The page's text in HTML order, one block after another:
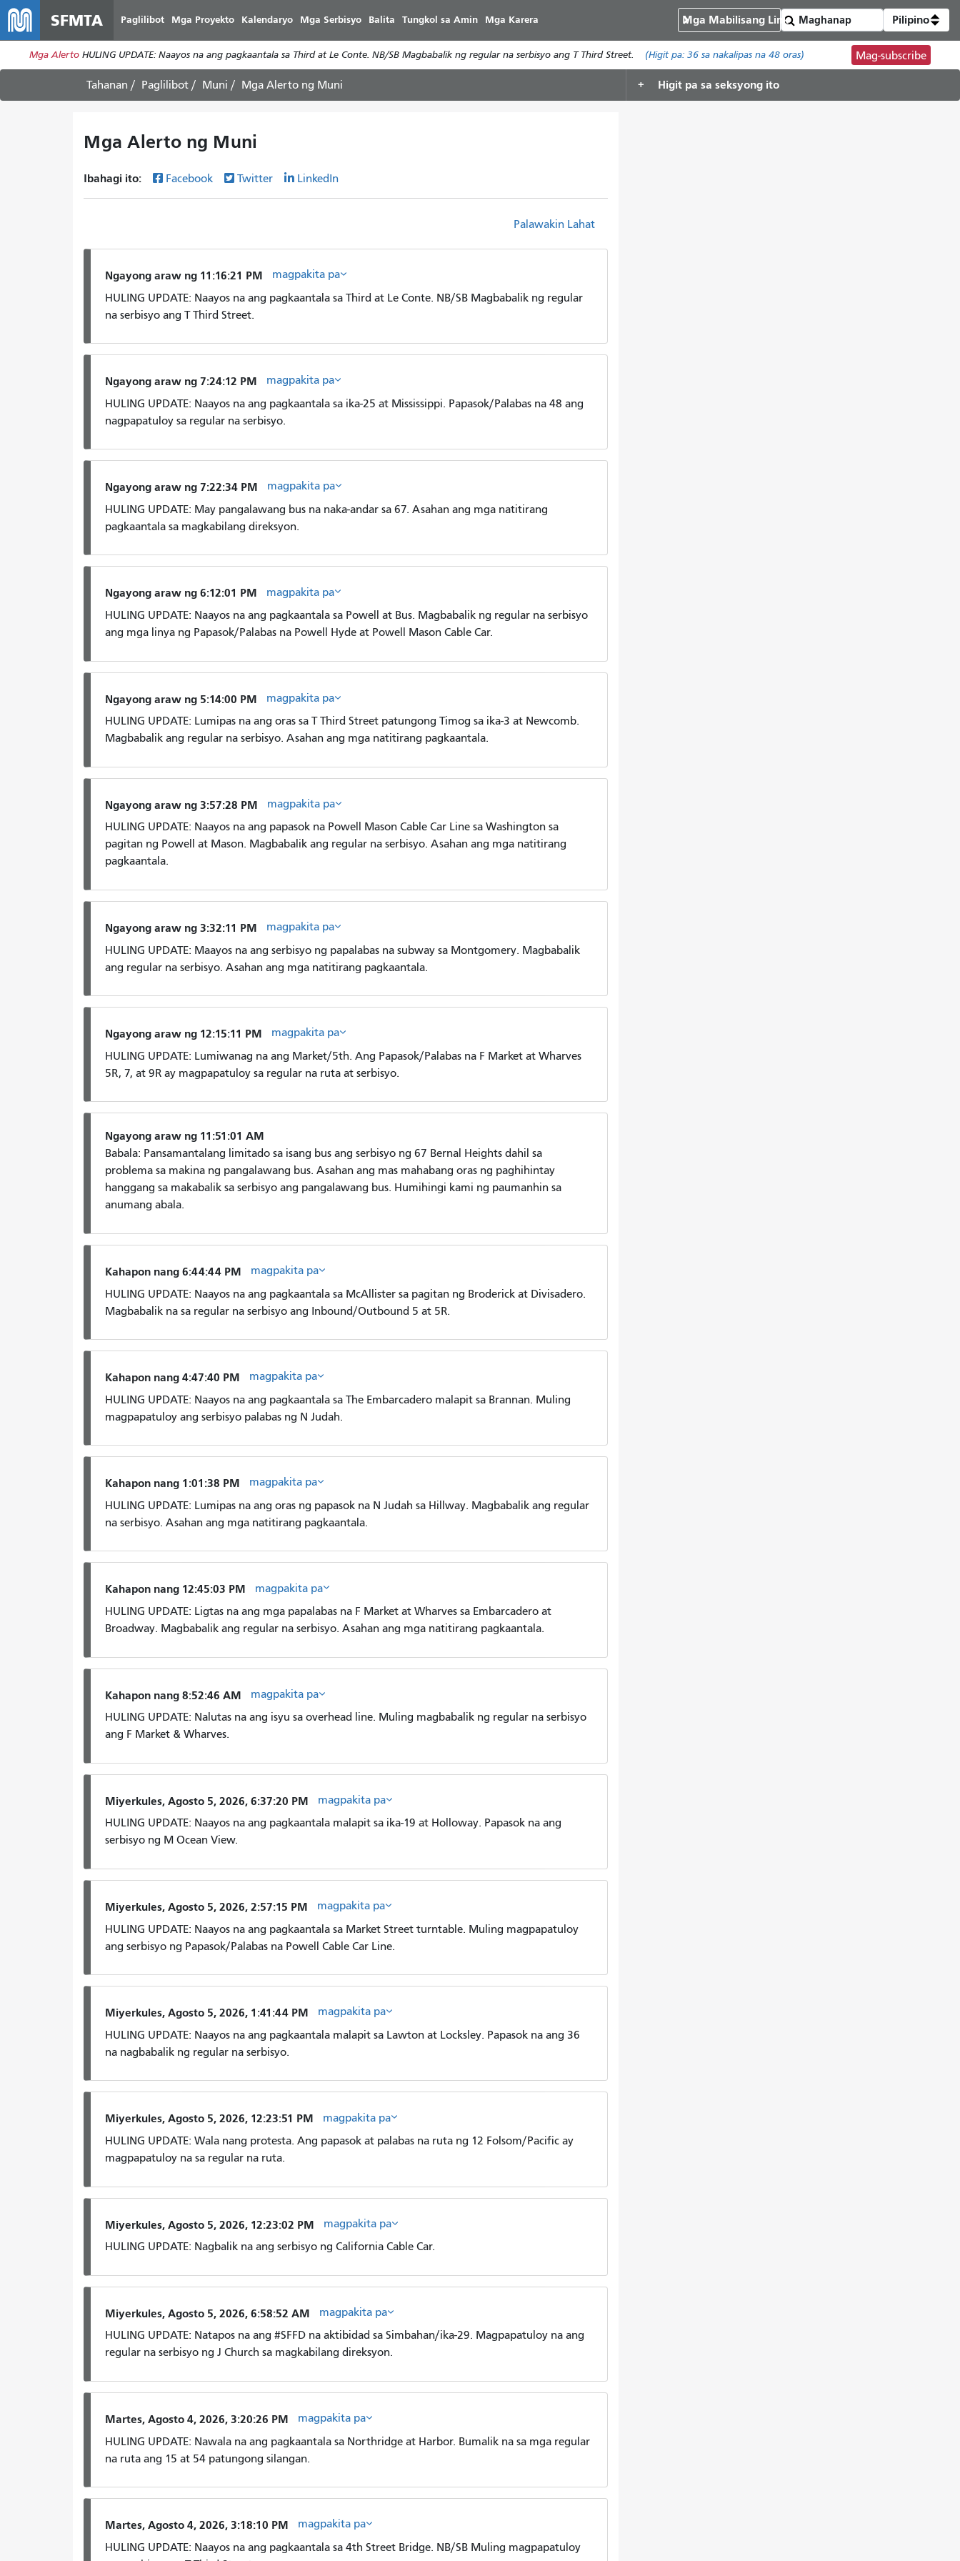
ang
pangunahing
nilalaman
SFMTA Paglilibot Mga Proyekto Kalendaryo Mga Serbisyo Balita Tungkol sa Amin Mga Karera Mga Mabilisang Link Pilipino
Mga Alerto HULING UPDATE: Naayos na ang pagkaantala sa Third at Le Conte. NB/SB Magbabalik ng regular na serbisyo ang T Third Street. (Higit pa: 36sa nakalipas na 48 oras) Mag-subscribe
Tahanan Paglilibot Muni Mga Alerto ng Muni Higit pa sa seksyong ito
Mga Alerto ng Muni
Ibahagi ito: Facebook Twitter LinkedIn
Palawakin Lahat
Ngayong araw ng 11:16:21 PM
magpakita pa
HULING UPDATE: Naayos na ang pagkaantala sa Third at Le Conte. NB/SB Magbabalik ng regular
na serbisyo ang T Third Street.
Ngayong araw ng 7:24:12 PM
magpakita pa
HULING UPDATE: Naayos na ang pagkaantala sa ika-25 at Mississippi. Papasok/Palabas na 48 ang
nagpapatuloy sa regular na serbisyo.
Ngayong araw ng 7:22:34 PM
magpakita pa
HULING UPDATE: May pangalawang bus na naka-andar sa 67. Asahan ang mga natitirang
pagkaantala sa magkabilang direksyon.
Ngayong araw ng 6:12:01 PM
magpakita pa
HULING UPDATE: Naayos na ang pagkaantala sa Powell at Bus. Magbabalik ng regular na serbisyo
ang mga linya ng Papasok/Palabas na Powell Hyde at Powell Mason Cable Car.
Ngayong araw ng 5:14:00 PM
magpakita pa
HULING UPDATE: Lumipas na ang oras sa T Third Street patungong Timog sa ika-3 at Newcomb.
Magbabalik ang regular na serbisyo. Asahan ang mga natitirang pagkaantala.
Ngayong araw ng 3:57:28 PM
magpakita pa
HULING UPDATE: Naayos na ang papasok na Powell Mason Cable Car Line sa Washington sa
pagitan ng Powell at Mason. Magbabalik ang regular na serbisyo. Asahan ang mga natitirang
pagkaantala.
Ngayong araw ng 3:32:11 PM
magpakita pa
HULING UPDATE: Maayos na ang serbisyo ng papalabas na subway sa Montgomery. Magbabalik
ang regular na serbisyo. Asahan ang mga natitirang pagkaantala.
Ngayong araw ng 12:15:11 PM
magpakita pa
HULING UPDATE: Lumiwanag na ang Market/5th. Ang Papasok/Palabas na F Market at Wharves
5R, 7, at 9R ay magpapatuloy sa regular na ruta at serbisyo.
Ngayong araw ng 11:51:01 AM
Babala: Pansamantalang limitado sa isang bus ang serbisyo ng 67 Bernal Heights dahil sa
problema sa makina ng pangalawang bus. Asahan ang mas mahabang oras ng paghihintay
hanggang sa makabalik sa serbisyo ang pangalawang bus. Humihingi kami ng paumanhin sa
anumang abala.
Kahapon nang 6:44:44 PM
magpakita pa
HULING UPDATE: Naayos na ang pagkaantala sa McAllister sa pagitan ng Broderick at Divisadero.
Magbabalik na sa regular na serbisyo ang Inbound/Outbound 5 at 5R.
Kahapon nang 4:47:40 PM
magpakita pa
HULING UPDATE: Naayos na ang pagkaantala sa The Embarcadero malapit sa Brannan. Muling
magpapatuloy ang serbisyo palabas ng N Judah.
Kahapon nang 1:01:38 PM
magpakita pa
HULING UPDATE: Lumipas na ang oras ng papasok na N Judah sa Hillway. Magbabalik ang regular
na serbisyo. Asahan ang mga natitirang pagkaantala.
Kahapon nang 12:45:03 PM
magpakita pa
HULING UPDATE: Ligtas na ang mga papalabas na F Market at Wharves sa Embarcadero at
Broadway. Magbabalik ang regular na serbisyo. Asahan ang mga natitirang pagkaantala.
Kahapon nang 8:52:46 AM
magpakita pa
HULING UPDATE: Nalutas na ang isyu sa overhead line. Muling magbabalik ng regular na serbisyo
ang F Market & Wharves.
Miyerkules, Agosto 5, 2026, 6:37:20 PM
magpakita pa
HULING UPDATE: Naayos na ang pagkaantala malapit sa ika-19 at Holloway. Papasok na ang
serbisyo ng M Ocean View.
Miyerkules, Agosto 5, 2026, 2:57:15 PM
magpakita pa
HULING UPDATE: Naayos na ang pagkaantala sa Market Street turntable. Muling magpapatuloy
ang serbisyo ng Papasok/Palabas na Powell Cable Car Line.
Miyerkules, Agosto 5, 2026, 1:41:44 PM
magpakita pa
HULING UPDATE: Naayos na ang pagkaantala malapit sa Lawton at Locksley. Papasok na ang 36
na nagbabalik ng regular na serbisyo.
Miyerkules, Agosto 5, 2026, 12:23:51 PM
magpakita pa
HULING UPDATE: Wala nang protesta. Ang papasok at palabas na ruta ng 12 Folsom/Pacific ay
magpapatuloy na sa regular na ruta.
Miyerkules, Agosto 5, 2026, 12:23:02 PM
magpakita pa
HULING UPDATE: Nagbalik na ang serbisyo ng California Cable Car.
Miyerkules, Agosto 5, 2026, 6:58:52 AM
magpakita pa
HULING UPDATE: Natapos na ang #SFFD na aktibidad sa Simbahan/ika-29. Magpapatuloy na ang
regular na serbisyo ng J Church sa magkabilang direksyon.
Martes, Agosto 4, 2026, 3:20:26 PM
magpakita pa
HULING UPDATE: Nawala na ang pagkaantala sa Northridge at Harbor. Bumalik na sa mga regular
na ruta ang 15 at 54 patungong silangan.
Martes, Agosto 4, 2026, 3:18:10 PM
magpakita pa
HULING UPDATE: Naayos na ang pagkaantala sa 4th Street Bridge. NB/SB Muling magpapatuloy